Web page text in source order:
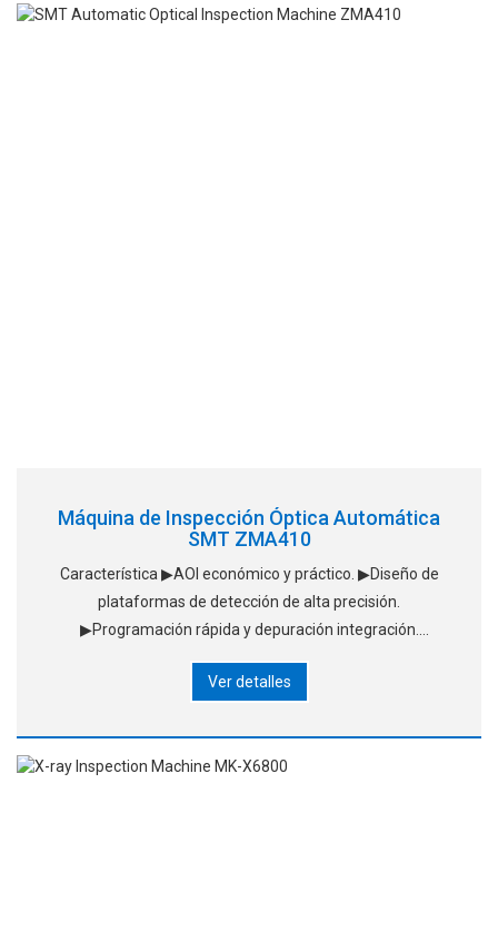
Máquina de Inspección Óptica Automática
SMT ZMA410
Característica ▶AOI económico y práctico. ▶Diseño de
plataformas de detección de alta precisión.
▶Programación rápida y depuración integración.
▶Sistema profesional SPC.
Ver detalles